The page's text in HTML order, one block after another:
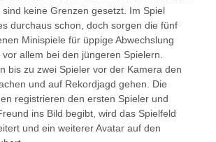
keine Grenzen gesetzt. Im Spiel
durchaus schon, doch sorgen die fünf
Minispiele für üppige Abwechslung
allem bei den jüngeren Spielern.
bis zu zwei Spieler vor der Kamera den
und auf Rekordjagd gehen. Die
registrieren den ersten Spieler und
ins Bild begibt, wird das Spielfeld
und ein weiterer Avatar auf den